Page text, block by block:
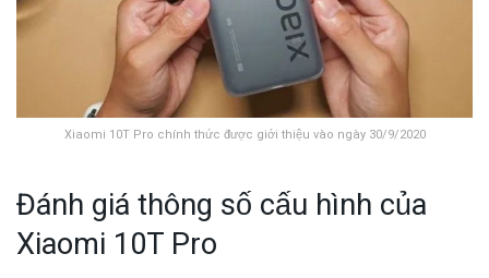
Xiaomi 10T Pro chính thức được giới thiệu vào ngày 30/9/2020
Đánh giá thông số cấu hình của
Xiaomi 10T Pro